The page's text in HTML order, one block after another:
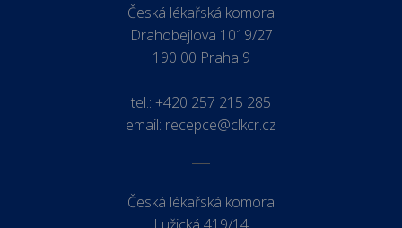
Česká lékařská komora
Drahobejlova 1019/27
190 00 Praha 9
tel.: +420 257 215 285
email: recepce@clkcr.cz
Česká lékařská komora